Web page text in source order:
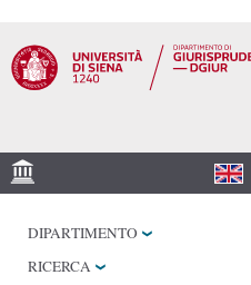
contenuto
principale
BIBLIOTECHE
DIPARTIMENTO
RICERCA